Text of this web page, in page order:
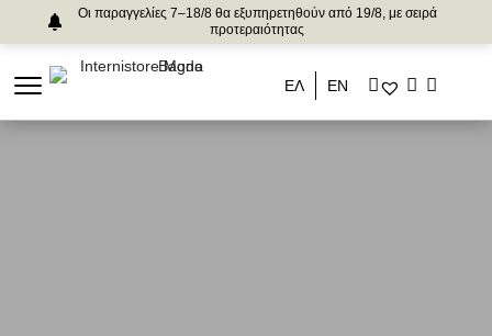
Οι παραγγελίες 7–18/8 θα εξυπηρετηθούν από 19/8, με σειρά
προτεραιότητας
ΕΛ ΕΝ